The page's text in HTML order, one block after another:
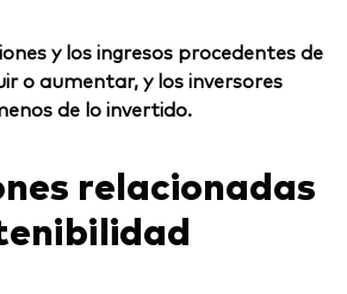
y los ingresos procedentes de
o aumentar, y los inversores
de lo invertido.
relacionadas